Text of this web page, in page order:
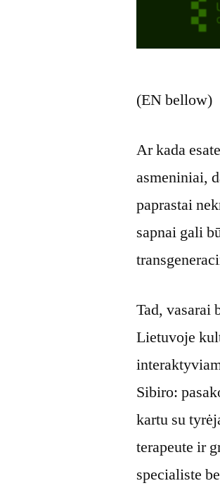
(EN bellow)
Ar kada
asmeniniai,
paprastai
sapnai gali
Tad, vasarai
Lietuvoje
Sibiro:
kartu su
terapeute ir
specialiste